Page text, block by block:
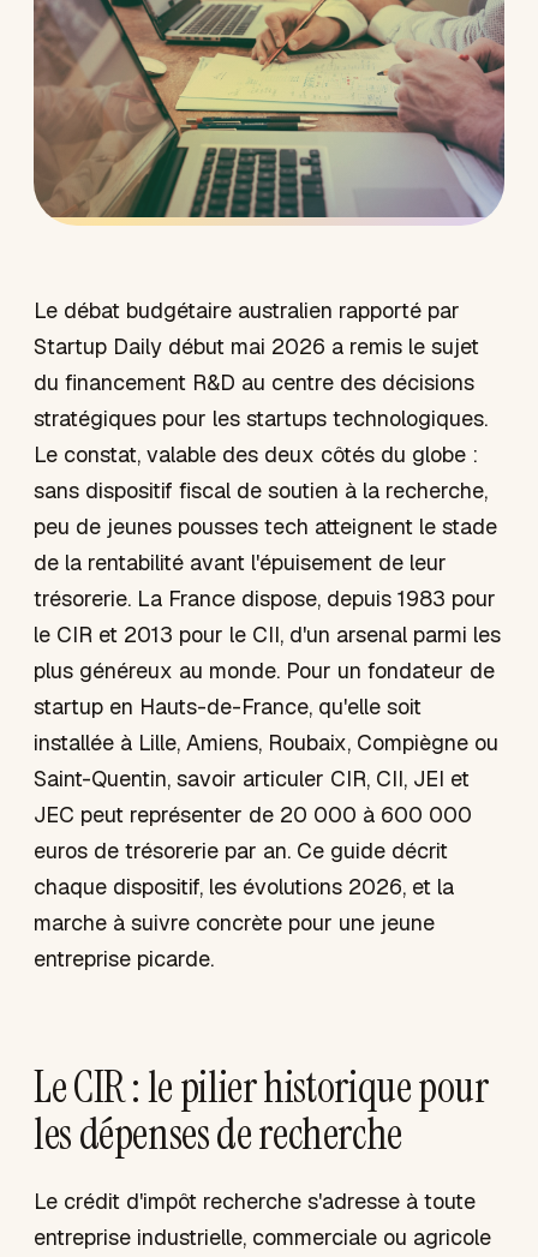
Le débat budgétaire australien rapporté par
Startup Daily début mai 2026 a remis le sujet
du financement R&D au centre des décisions
stratégiques pour les startups technologiques.
Le constat, valable des deux côtés du globe :
sans dispositif fiscal de soutien à la recherche,
peu de jeunes pousses tech atteignent le stade
de la rentabilité avant l'épuisement de leur
trésorerie. La France dispose, depuis 1983 pour
le CIR et 2013 pour le CII, d'un arsenal parmi les
plus généreux au monde. Pour un fondateur de
startup en Hauts-de-France, qu'elle soit
installée à Lille, Amiens, Roubaix, Compiègne ou
Saint-Quentin, savoir articuler CIR, CII, JEI et
JEC peut représenter de 20 000 à 600 000
euros de trésorerie par an. Ce guide décrit
chaque dispositif, les évolutions 2026, et la
marche à suivre concrète pour une jeune
entreprise picarde.
Le CIR : le pilier historique pour
les dépenses de recherche
Le crédit d'impôt recherche s'adresse à toute
entreprise industrielle, commerciale ou agricole